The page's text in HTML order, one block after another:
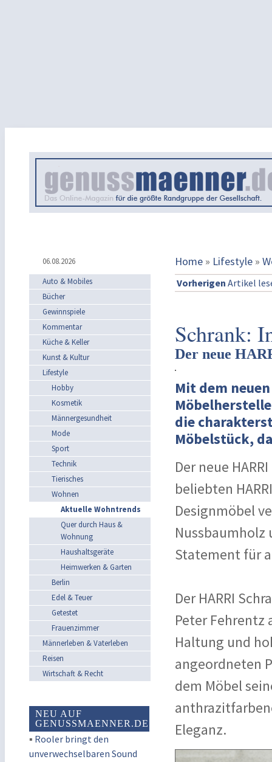
06.08.2026 Home » Lifestyle »
Auto & Mobiles
Bücher
Gewinnspiele
Kommentar
Küche & Keller
Kunst & Kultur
Lifestyle
Hobby
Kosmetik
Männergesundheit
Mode
Sport
Technik
Tierisches
Wohnen
Aktuelle Wohntrends
Quer durch Haus &
Wohnung
Haushaltsgeräte
Heimwerken & Garten
Berlin
Edel & Teuer
Getestet
Frauenzimmer
Männerleben & Vaterleben
Reisen
Wirtschaft & Recht
NEU AUF
GENUSSMAENNER.DE
▪ Rooler bringt den
unverwechselbaren Sound
Vorherigen Artikel
Schrank:
Der neue
Mit dem
die
Möbelstück,
Der neue
beliebten
Designmöbel
Nussbaumholz
Statement für
Der HARRI
Peter
Haltung und
angeordneten
dem Möbel
Eleganz.